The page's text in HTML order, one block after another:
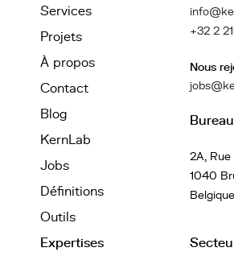
Services
Projets
À propos
Contact
Blog
KernLab
Jobs
Définitions
Outils
+32 2
Nous
Bureau
2A, Rue
1040
Belgique
Expertises